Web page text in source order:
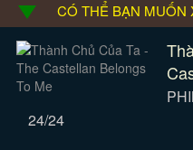
CÓ THỂ BẠN MUỐN
24/24